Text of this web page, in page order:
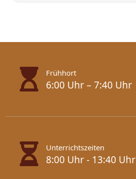
Frühhort
6:00 Uhr – 7:40 Uhr
Unterrichtszeiten
8:00 Uhr - 13:40 Uhr